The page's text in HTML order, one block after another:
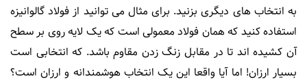
به انتخاب های دیگری بزنید. برای مثال می توانید از فولاد گالوانیزه
استفاده کنید که همان فولاد معمولی است که یک لایه روی بر سطح
آن کشیده اند تا در مقابل زنگ زدن مقاوم باشد. که انتخابی است
بسیار ارزان! اما آیا واقعا این یک انتخاب هوشمندانه و ارزان است؟